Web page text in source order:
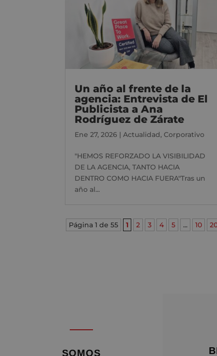
Un año al frente de la
agencia: Entrevista de El
Publicista a Ana
Rodríguez de Zárate
Ene 27, 2026 |Actualidad, Corporativo
"HEMOS REFORZADO LA VISIBILIDAD
DE LA AGENCIA, TANTO HACIA
DENTRO COMO HACIA FUERA"Tras un
año al...
Página 1 de 55 1 2 3 4 5 ... 10
SOMOS